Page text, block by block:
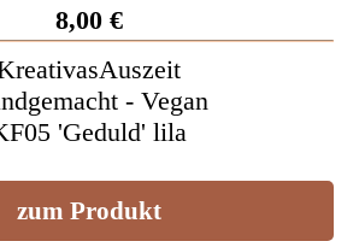
8,00 €
- Vegan
'Geduld' lila
zum Produkt